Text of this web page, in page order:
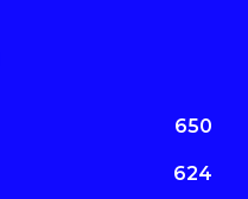
650
624